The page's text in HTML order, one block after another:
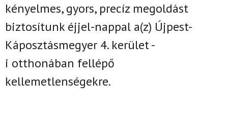
kényelmes, gyors, precíz megoldást
biztosítunkéjjel-nappal a(z) Újpest-
Káposztásmegyer 4. kerület -
i otthonában fellépő
kellemetlenségekre.